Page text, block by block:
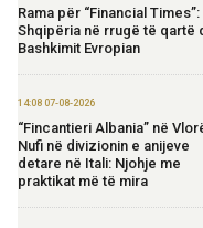
Rama për “Financial Times”:
Shqipëria në rrugë të qartë
Bashkimit Evropian
14:08 07-08-2026
“Fincantieri Albania” në
Nufi në divizionin e anijeve
detare në Itali: Njohje me
praktikat më të mira